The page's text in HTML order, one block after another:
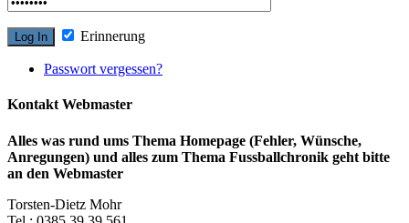
Erinnerung
Passwort vergessen?
Kontakt Webmaster
Alles was rund ums Thema Homepage (Fehler, Wünsche,
Anregungen) und alles zum Thema Fussballchronik geht bitte
an den Webmaster
Torsten-Dietz Mohr